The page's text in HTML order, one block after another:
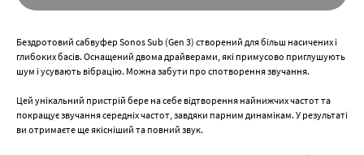
Бездротовий сабвуфер Sonos Sub (Gen 3) створений для більш насичених і
глибоких басів. Оснащений двома драйверами, які примусово приглушують
шум і усувають вібрацію. Можна забути про спотворення звучання.
Цей унікальний пристрій бере на себе відтворення найнижчих частот та
покращує звучання середніх частот, завдяки парним динамікам. У результаті
ви отримаєте ще якісніший та повний звук.